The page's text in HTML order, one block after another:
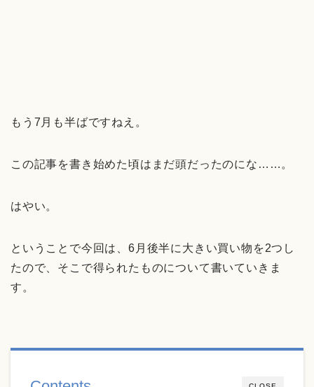
もう7月も半ばですねえ。
この記事を書き始めた頃はまだ頭だったのにな……。
はやい。
ということで今回は、6月後半に大きい買い物を2つし
たので、そこで得られたものについて書いていきま
す。